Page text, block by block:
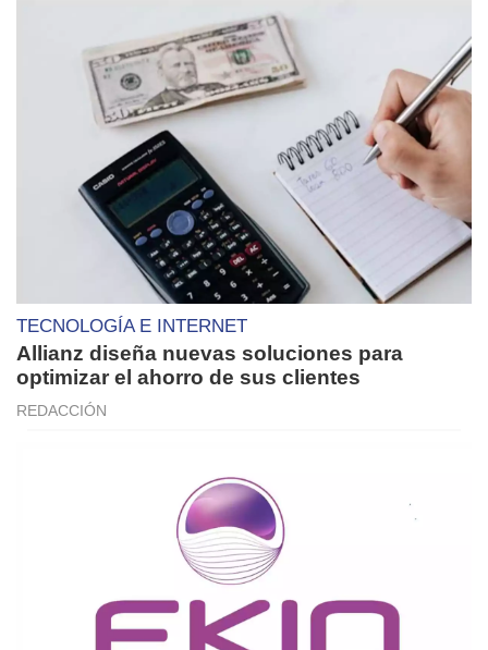
TECNOLOGÍA E INTERNET
Allianz diseña nuevas soluciones para
optimizar el ahorro de sus clientes
REDACCIÓN